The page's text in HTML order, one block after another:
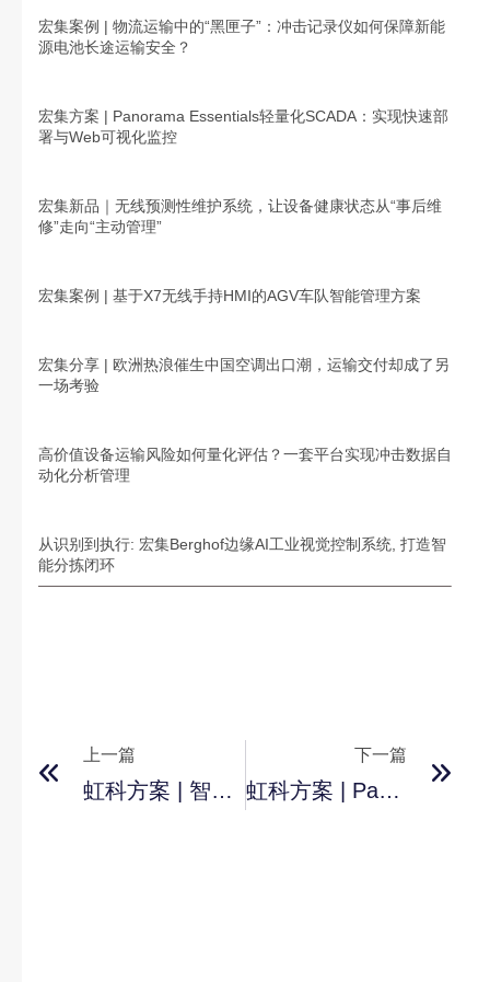
宏集案例 | 物流运输中的“黑匣子”：冲击记录仪如何保障新能
源电池长途运输安全？
宏集方案 | Panorama Essentials轻量化SCADA：实现快速部
署与Web可视化监控
宏集新品｜无线预测性维护系统，让设备健康状态从“事后维
修”走向“主动管理”
宏集案例 | 基于X7无线手持HMI的AGV车队智能管理方案
宏集分享 | 欧洲热浪催生中国空调出口潮，运输交付却成了另
一场考验
高价值设备运输风险如何量化评估？一套平台实现冲击数据自
动化分析管理
从识别到执行: 宏集Berghof边缘AI工业视觉控制系统, 打造智
能分拣闭环
上一篇
虹科方案 | 智能制造工厂的SCADA解决方案应用
下一篇
虹科方案 | Panorama SCADA平台助力智能建筑管理，掌控未来建筑